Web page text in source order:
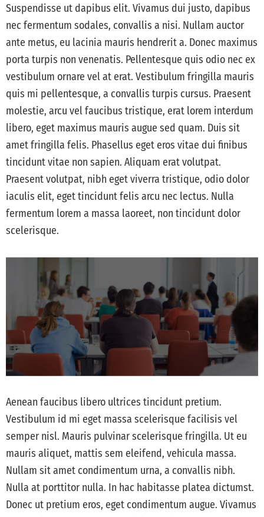
Suspendisse ut dapibus elit. Vivamus dui justo, dapibus
nec fermentum sodales, convallis a nisi. Nullam auctor
ante metus, eu lacinia mauris hendrerit a. Donec maximus
porta turpis non venenatis. Pellentesque quis odio nec ex
vestibulum ornare vel at erat. Vestibulum fringilla mauris
quis mi pellentesque, a convallis turpis cursus. Praesent
molestie, arcu vel faucibus tristique, erat lorem interdum
libero, eget maximus mauris augue sed quam. Duis sit
amet fringilla felis. Phasellus eget eros vitae dui finibus
tincidunt vitae non sapien. Aliquam erat volutpat.
Praesent volutpat, nibh eget viverra tristique, odio dolor
iaculis elit, eget tincidunt felis arcu nec lectus. Nulla
fermentum lorem a massa laoreet, non tincidunt dolor
scelerisque.
Aenean faucibus libero ultrices tincidunt pretium.
Vestibulum id mi eget massa scelerisque facilisis vel
semper nisl. Mauris pulvinar scelerisque fringilla. Ut eu
mauris aliquet, mattis sem eleifend, vehicula massa.
Nullam sit amet condimentum urna, a convallis nibh.
Nulla at porttitor nulla. In hac habitasse platea dictumst.
Donec ut pretium eros, eget condimentum augue. Vivamus